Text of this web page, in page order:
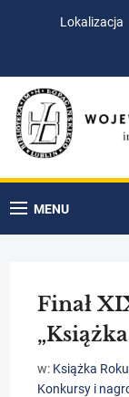
Lokalizacja
MENU
Finał
w: Książka Roku
Konkursy i